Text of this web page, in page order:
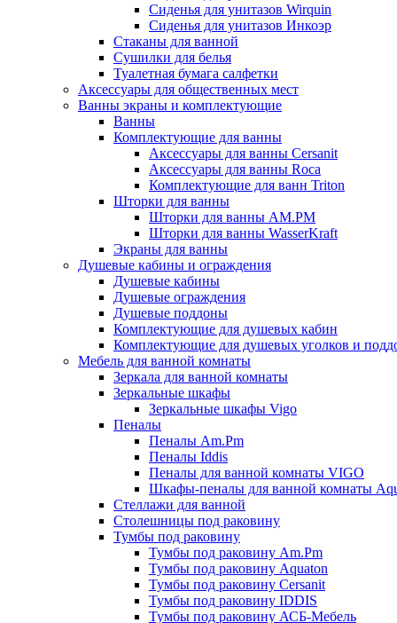
Сиденья для унитазов Wirquin
Сиденья для унитазов Инкоэр
Стаканы для ванной
Сушилки для белья
Туалетная бумага салфетки
Аксессуары для общественных мест
Ванны экраны и комплектующие
Ванны
Комплектующие для ванны
Аксессуары для ванны Cersanit
Аксессуары для ванны Roca
Комплектующие для ванн Triton
Шторки для ванны
Шторки для ванны AM.PM
Шторки для ванны WasserKraft
Экраны для ванны
Душевые кабины и ограждения
Душевые кабины
Душевые ограждения
Душевые поддоны
Комплектующие для душевых кабин
Комплектующие для душевых уголков и
Мебель для ванной комнаты
Зеркала для ванной комнаты
Зеркальные шкафы
Зеркальные шкафы Vigo
Пеналы
Пеналы Am.Pm
Пеналы Iddis
Пеналы для ванной комнаты VIGO
Шкафы-пеналы для ванной комнаты
Стеллажи для ванной
Столешницы под раковину
Тумбы под раковину
Тумбы под раковину Am.Pm
Тумбы под раковину Aquaton
Тумбы под раковину Cersanit
Тумбы под раковину IDDIS
Тумбы под раковину АСБ-Мебель